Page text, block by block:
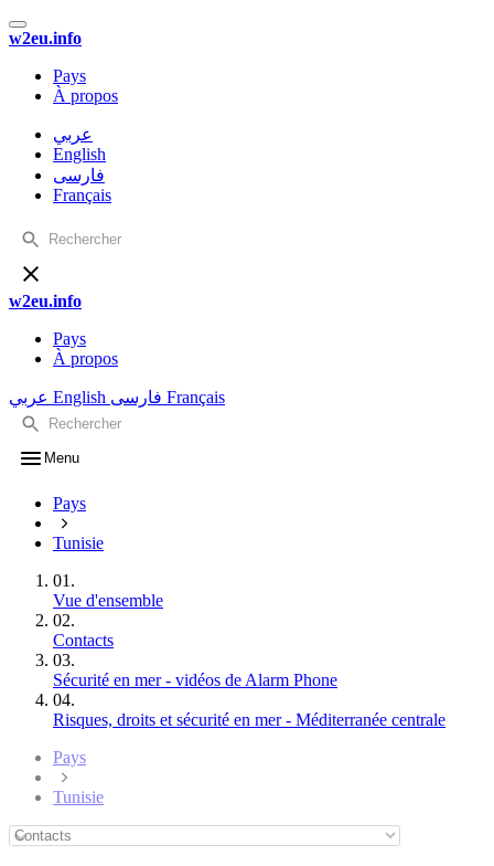
w2eu.info
Pays
À propos
عربي
English
فارسی
Français
w2eu.info
Pays
À propos
عربي English فارسی Français
Menu
Pays
Tunisie
01.
Vue d'ensemble
02.
Contacts
03.
Sécurité en mer - vidéos de Alarm Phone
04.
Risques, droits et sécurité en mer - Méditerranée centrale
Pays
Tunisie